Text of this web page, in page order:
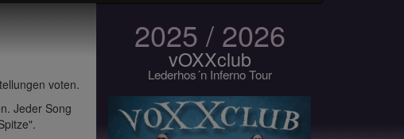
voten.
Jeder Song
2025 / 2026
vOXXclub
Lederhos´n Inferno Tour